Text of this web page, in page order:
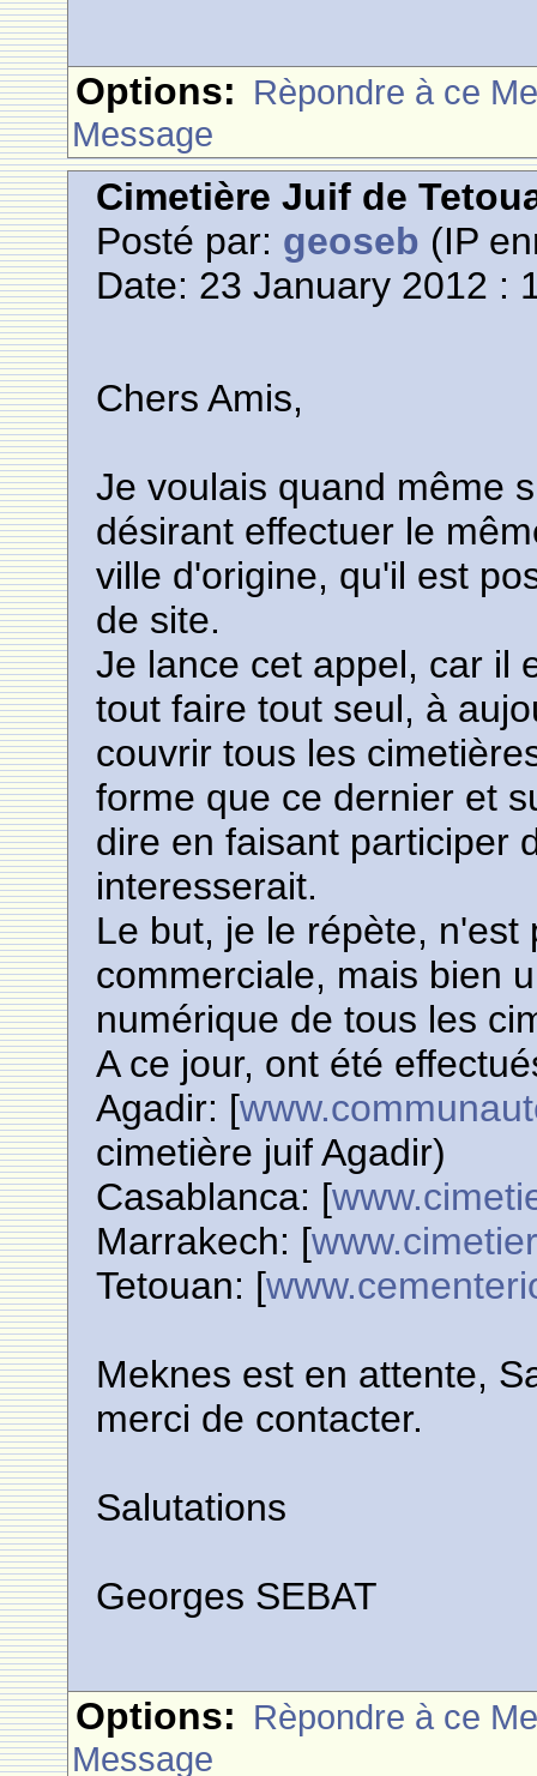
Options: Rèpondre à ce
Message
Cimetière Juif de
Posté par: geoseb (IP
Date: 23 January 2012 :
Chers Amis,
Je voulais quand même
désirant effectuer le
ville d'origine, qu'il est
de site.
Je lance cet appel, car il
tout faire tout seul, à
couvrir tous les
forme que ce dernier et
dire en faisant participer
interesserait.
Le but, je le répète, n'est
commerciale, mais bien
numérique de tous les
A ce jour, ont été
Agadir: [
cimetière juif Agadir)
Casablanca: [
Marrakech: [
Tetouan: [
Meknes est en attente,
merci de contacter.
Salutations
Georges SEBAT
Options: Rèpondre à ce
Message